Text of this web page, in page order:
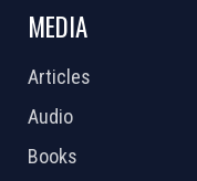
MEDIA
Articles
Audio
Books